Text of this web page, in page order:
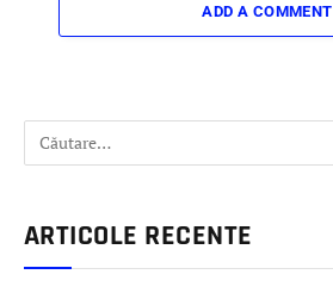
ADD A COMMENT
ARTICOLE RECENTE